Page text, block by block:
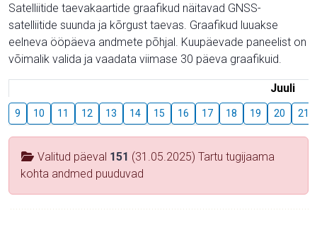
Satelliitide taevakaartide graafikud näitavad GNSS-
satelliitide suunda ja kõrgust taevas. Graafikud luuakse
eelneva ööpäeva andmete põhjal. Kuupäevade paneelist on
võimalik valida ja vaadata viimase 30 päeva graafikuid.
Juuli
9 10 11 12 13 14 15 16 17 18 19 20 21
Valitud päeval 151 (31.05.2025) Tartu tugijaama
kohta andmed puuduvad